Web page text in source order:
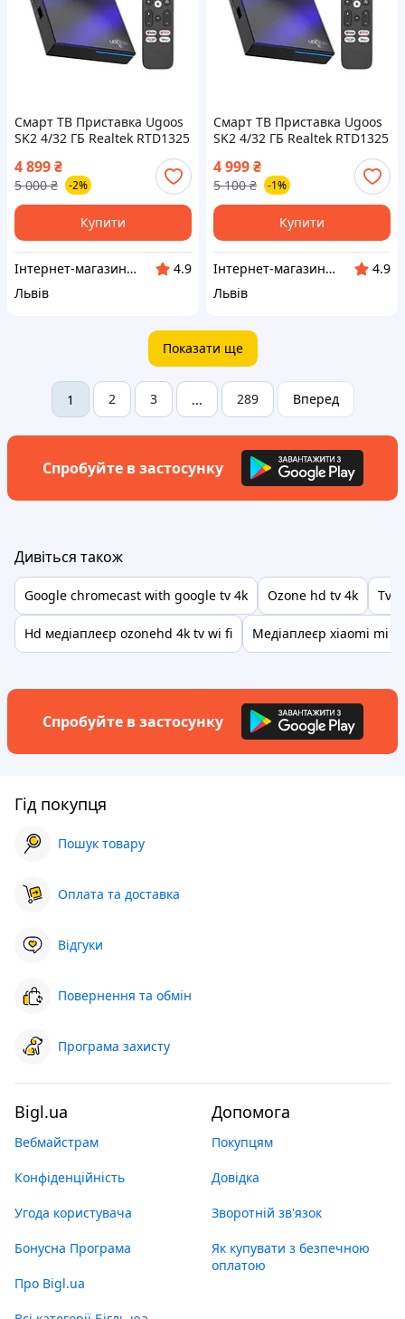
Смарт ТВ Приставка Ugoos
SK2 4/32 ГБ Realtek RTD1325
4 899₴
5 000 ₴ -2%
Купити
Інтернет-магазин LeoBox™ - Оригінальні Смарт ТВ Приставки та аксесуари, Дитячі іграшки
4.9
Львів
Смарт ТВ Приставка Ugoos
SK2 4/32 ГБ Realtek RTD1325
налаштуваннями)
4 999₴
5 100 ₴ -1%
Купити
Інтернет-магазин LeoBox™ - Оригінальні Смарт ТВ Приставки та аксесуари, Дитячі іграшки
4.9
Львів
Показати ще
1 2 3 ... 289 Вперед
Спробуйте в застосунку
Дивіться також
Google chromecast with google tv 4k Ozone hd tv 4k Tv
Hd медіаплеєр ozonehd 4k tv wi fi Медіаплеєр xiaomi mi
Спробуйте в застосунку
Гід покупця
Пошук товару
Оплата та доставка
Відгуки
Повернення та обмін
Програма захисту
Bigl.ua
Вебмайстрам
Конфіденційність
Угода користувача
Бонусна Програма
Про Bigl.ua
Допомога
Покупцям
Довідка
Зворотній зв'язок
Як купувати з безпечною
оплатою